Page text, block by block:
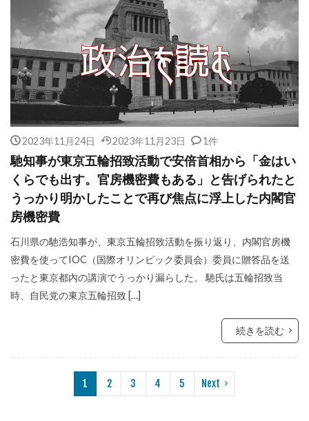
2023年11月24日 2023年11月23日 1件
馳知事が東京五輪招致活動で安倍首相から「金はい
くらでも出す。官房機密費もある」と告げられたと
うっかり明かしたことで再び焦点に浮上した内閣官
房機密費
石川県の馳浩知事が、東京五輪招致活動を振り返り、内閣官房機
密費を使ってIOC（国際オリンピック委員会）委員に贈答品を送
ったと東京都内の講演でうっかり漏らした。 馳氏は五輪招致当
時、自民党の東京五輪招致 […]
続きを読む
1 2 3 4 5 Next